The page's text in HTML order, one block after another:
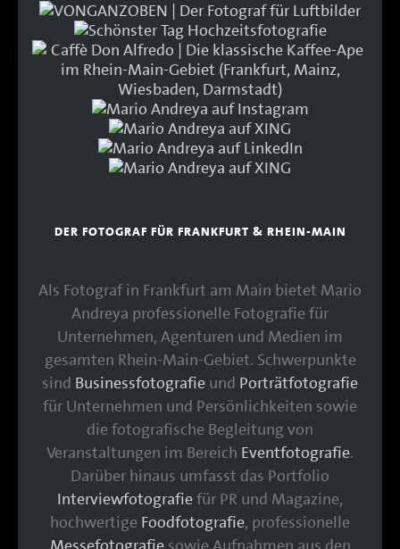
DER FOTOGRAF FÜR FRANKFURT & RHEIN-MAIN
Als Fotograf in Frankfurt am Main bietet Mario
Andreya professionelle Fotografie für
Unternehmen, Agenturen und Medien im
gesamten Rhein-Main-Gebiet. Schwerpunkte
sind Businessfotografie und Porträtfotografie
für Unternehmen und Persönlichkeiten sowie
die fotografische Begleitung von
Veranstaltungen im Bereich Eventfotografie.
Darüber hinaus umfasst das Portfolio
Interviewfotografiefür PR und Magazine,
hochwertige Foodfotografie, professionelle